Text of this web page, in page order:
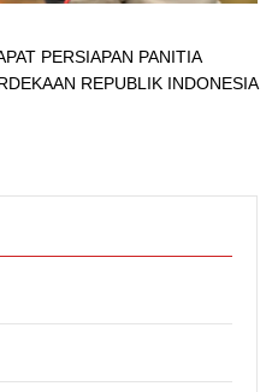
PERSIAPAN PANITIA
REPUBLIK INDONESIA